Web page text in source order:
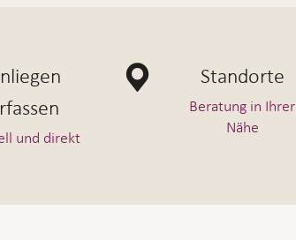
und direkt
Standorte
Beratung in Ihrer
Nähe